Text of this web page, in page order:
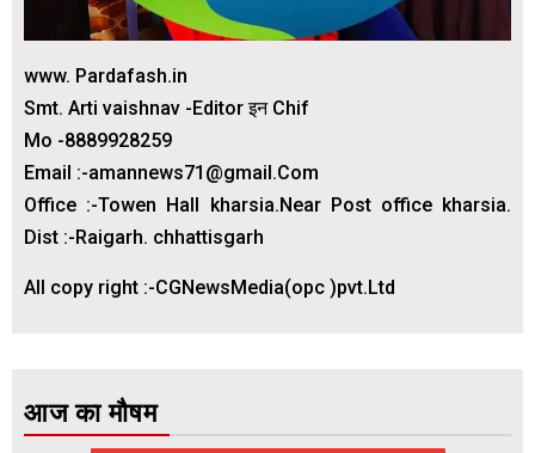
www. Pardafash.in
Smt. Arti vaishnav -Editor इन Chif
Mo -8889928259
Email :-amannews71@gmail.Com
Office :-Towen Hall kharsia.Near Post office kharsia.
Dist :-Raigarh. chhattisgarh
All copy right :-CGNewsMedia(opc )pvt.Ltd
आज का मौषम